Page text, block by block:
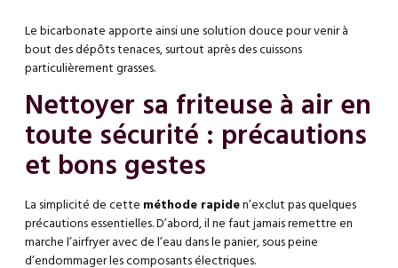
Le bicarbonate apporte ainsi une solution douce pour venir à
bout des dépôts tenaces, surtout après des cuissons
particulièrement grasses.
Nettoyer sa friteuse à air en
toute sécurité : précautions
et bons gestes
La simplicité de cette méthode rapiden’exclut pas quelques
précautions essentielles. D’abord, il ne faut jamais remettre en
marche l’airfryer avec de l’eau dans le panier, sous peine
d’endommager les composants électriques.